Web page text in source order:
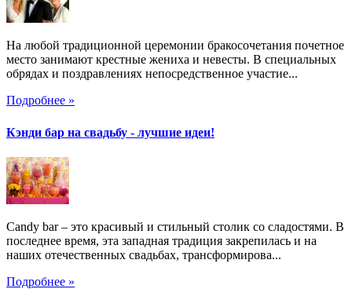
На любой традиционной церемонии бракосочетания почетное
место занимают крестные жениха и невесты. В специальных
обрядах и поздравлениях непосредственное участие...
Подробнее »
Кэнди бар на свадьбу - лучшие идеи!
Candy bar – это красивый и стильный столик со сладостями. В
последнее время, эта западная традиция закрепилась и на
наших отечественных свадьбах, трансформирова...
Подробнее »